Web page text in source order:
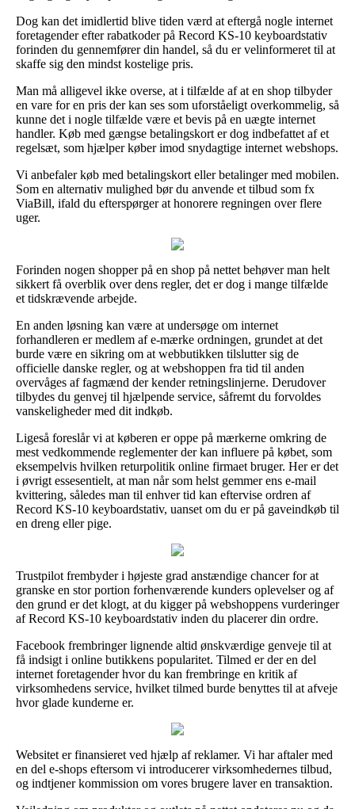
Dog kan det imidlertid blive tiden værd at eftergå nogle internet
foretagender efter rabatkoder på Record KS-10 keyboardstativ
forinden du gennemfører din handel, så du er velinformeret til at
skaffe sig den mindst kostelige pris.
Man må alligevel ikke overse, at i tilfælde af at en shop tilbyder
en vare for en pris der kan ses som uforståeligt overkommelig, så
kunne det i nogle tilfælde være et bevis på en uægte internet
handler. Køb med gængse betalingskort er dog indbefattet af et
regelsæt, som hjælper køber imod snydagtige internet webshops.
Vi anbefaler køb med betalingskort eller betalinger med mobilen.
Som en alternativ mulighed bør du anvende et tilbud som fx
ViaBill, ifald du efterspørger at honorere regningen over flere
uger.
Forinden nogen shopper på en shop på nettet behøver man helt
sikkert få overblik over dens regler, det er dog i mange tilfælde
et tidskrævende arbejde.
En anden løsning kan være at undersøge om internet
forhandleren er medlem af e-mærke ordningen, grundet at det
burde være en sikring om at webbutikken tilslutter sig de
officielle danske regler, og at webshoppen fra tid til anden
overvåges af fagmænd der kender retningslinjerne. Derudover
tilbydes du genvej til hjælpende service, såfremt du forvoldes
vanskeligheder med dit indkøb.
Ligeså foreslår vi at køberen er oppe på mærkerne omkring de
mest vedkommende reglementer der kan influere på købet, som
eksempelvis hvilken returpolitik online firmaet bruger. Her er det
i øvrigt essesentielt, at man når som helst gemmer ens e-mail
kvittering, således man til enhver tid kan eftervise ordren af
Record KS-10 keyboardstativ, uanset om du er på gaveindkøb til
en dreng eller pige.
Trustpilot frembyder i højeste grad anstændige chancer for at
granske en stor portion forhenværende kunders oplevelser og af
den grund er det klogt, at du kigger på webshoppens vurderinger
af Record KS-10 keyboardstativ inden du placerer din ordre.
Facebook frembringer lignende altid ønskværdige genveje til at
få indsigt i online butikkens popularitet. Tilmed er der en del
internet foretagender hvor du kan frembringe en kritik af
virksomhedens service, hvilket tilmed burde benyttes til at afveje
hvor glade kunderne er.
Websitet er finansieret ved hjælp af reklamer. Vi har aftaler med
en del e-shops eftersom vi introducerer virksomhedernes tilbud,
og indtjener kommission om vores brugere laver en transaktion.